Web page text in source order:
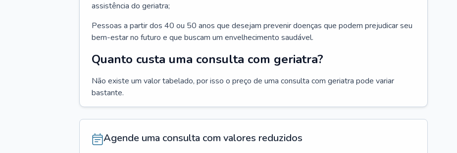
assistência do geriatra;
Pessoas a partir dos 40 ou 50 anos que desejam prevenir doenças que podem prejudicar seu
bem-estar no futuro e que buscam um envelhecimento saudável.
Quanto custa uma consulta com geriatra?
Não existe um valor tabelado, por isso o preço de uma consulta com geriatra pode variar
bastante.
Agende uma consulta com valores reduzidos